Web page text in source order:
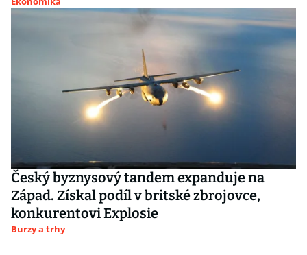
Český byznysový tandem expanduje na
Západ. Získal podíl v britské zbrojovce,
konkurentovi Explosie
Burzy a trhy